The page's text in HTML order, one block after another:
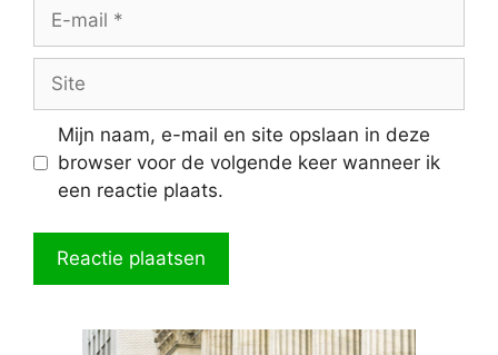
mail
Mijn naam, e-mail en site opslaan in deze
browser voor de volgende keer wanneer ik
een reactie plaats.